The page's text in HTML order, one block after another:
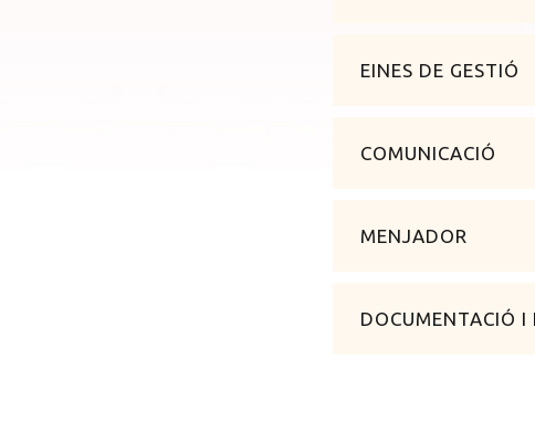
EINES DE GESTIÓ
COMUNICACIÓ
MENJADOR
DOCUMENTACIÓ I